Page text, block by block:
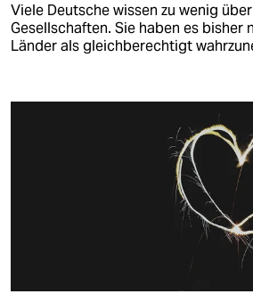
Viele Deutsche wissen zu wenig
Gesellschaften. Sie haben es
Länder als gleichberechtigt